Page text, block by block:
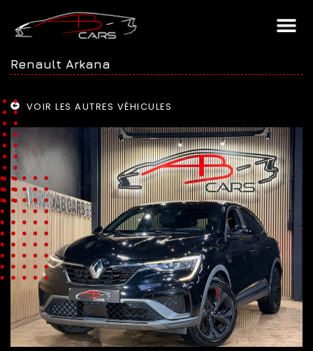
Renault Arkana
VOIR LES AUTRES VÉHICULES